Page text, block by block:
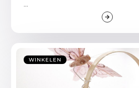
...
WINKELEN